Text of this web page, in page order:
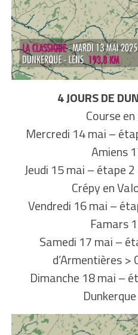
4 JOURS DE
Course
Mercredi 14 mai –
Amiens
Jeudi 15 mai – étape
Crépy en
Vendredi 16 mai –
Famars
Samedi 17 mai –
d’Armentières >
Dimanche 18 mai –